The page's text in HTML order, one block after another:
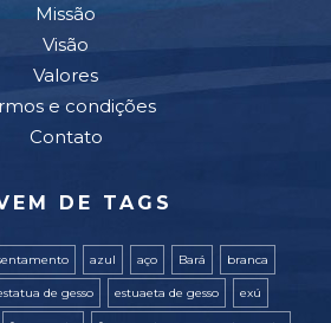
Missão
Visão
Valores
e condições
Contato
DE TAGS
azul aço Bará branca
de gesso estuaeta de gesso exú